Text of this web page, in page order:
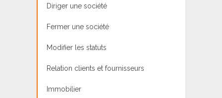
Diriger une société
Fermer une société
Modifier les statuts
Relation clients et fournisseurs
Immobilier